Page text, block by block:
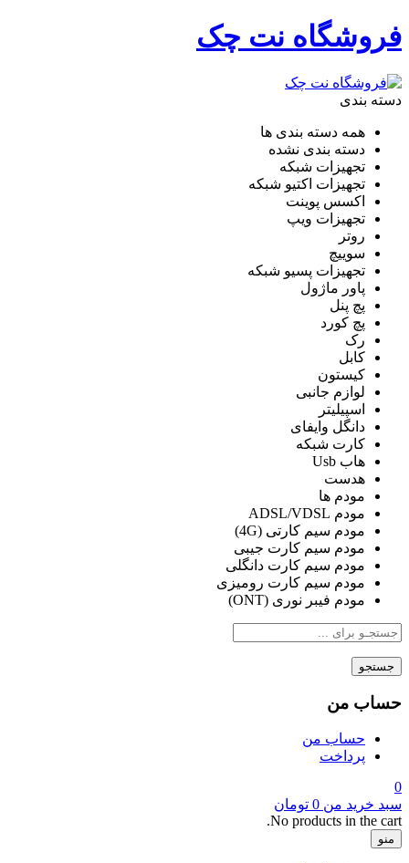
فروشگاه نت چک
دسته بندی
همه دسته بندی ها
دسته بندی نشده
تجهیزات شبکه
تجهیزات اکتیو شبکه
اکسس پوینت
تجهیزات ویپ
روتر
سوییچ
تجهیزات پسیو شبکه
پاور ماژول
پچ پنل
پچ کورد
رک
کابل
کیستون
لوازم جانبی
اسپیلیتر
دانگل وایفای
کارت شبکه
هاب Usb
هدست
مودم ها
مودم ADSL/VDSL
مودم سیم کارتی (4G)
مودم سیم کارت جیبی
مودم سیم کارت دانگلی
مودم سیم کارت رومیزی
مودم فیبر نوری (ONT)
جستجو
حساب من
حساب من
پرداخت
0
سبد خرید من 0 تومان
No products in the cart.
منو